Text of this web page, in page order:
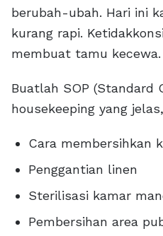
berubah-ubah. Hari ini
kurang rapi.
membuat tamu kecewa.
Buatlah SOP (Standard
housekeeping yang
Cara membersihkan
Penggantian linen
Sterilisasi kamar
Pembersihan area